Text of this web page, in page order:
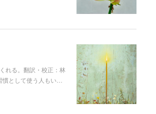
れる。翻訳・校正：林
として使う人もい…